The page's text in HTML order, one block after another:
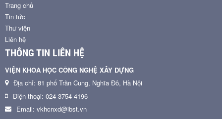
Trang chủ
Tin tức
Thư viện
Liên hệ
THÔNG TIN LIÊN HỆ
VIỆN KHOA HỌC CÔNG NGHỆ XÂY DỰNG
Địa chỉ: 81 phố Trần Cung, Nghĩa Đô, Hà Nội
Điện thoại: 024 3754 4196
Email: vkhcnxd@ibst.vn